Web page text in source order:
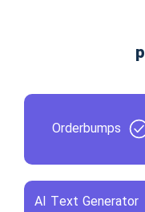
Orderbumps
AI Text Generator